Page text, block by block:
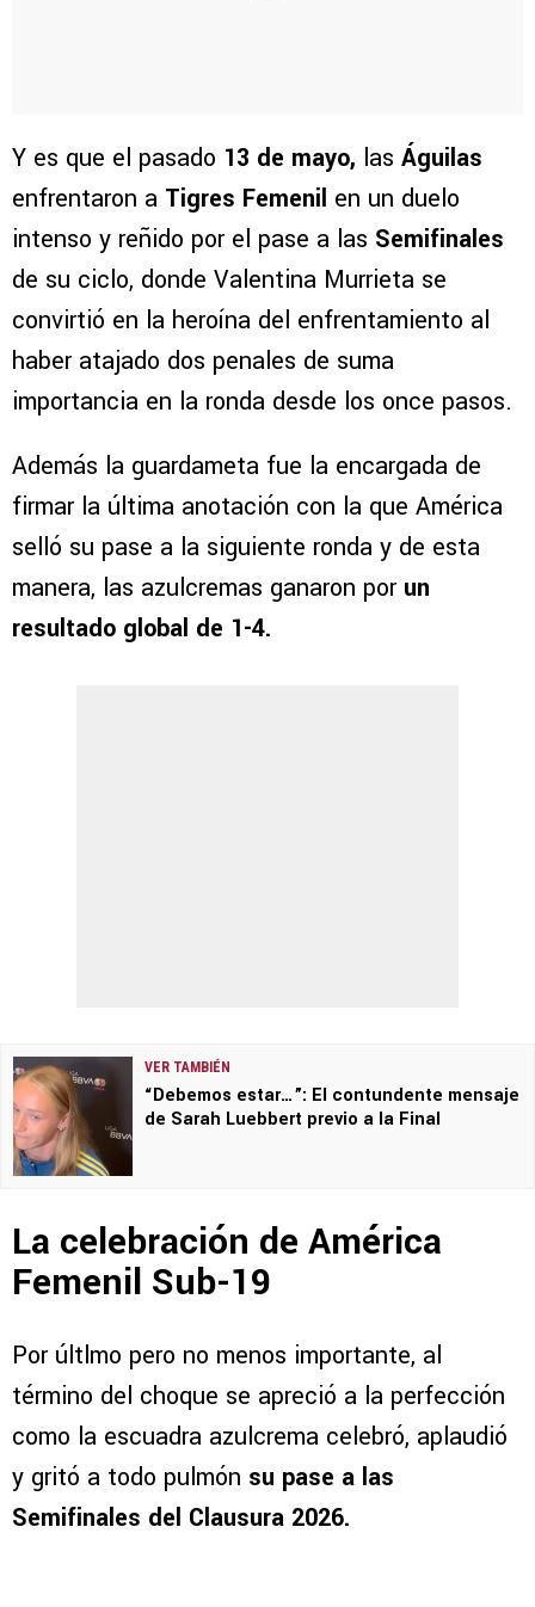
Y es que el pasado 13 de mayo, las Águilas
enfrentaron a Tigres Femenil en un duelo
intenso y reñido por el pase a las Semifinales
de su ciclo, donde Valentina Murrieta se
convirtió en la heroína del enfrentamiento al
haber atajado dos penales de suma
importancia en la ronda desde los once pasos.
Además la guardameta fue la encargada de
firmar la última anotación con la que América
selló su pase a la siguiente ronda y de esta
manera, las azulcremas ganaron por un
resultado global de 1-4.
VER TAMBIÉN
“Debemos estar…”: El contundente mensaje
de Sarah Luebbert previo a la Final
La celebración de América
Femenil Sub-19
Por últlmo pero no menos importante, al
término del choque se apreció a la perfección
como la escuadra azulcrema celebró, aplaudió
y gritó a todo pulmón su pase a las
Semifinales del Clausura 2026.